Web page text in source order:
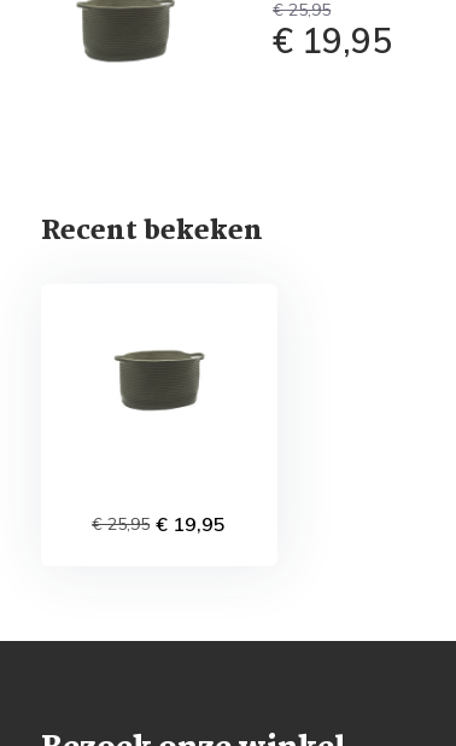
€ 25,95
€ 19,95
Recent bekeken
€ 25,95 € 19,95